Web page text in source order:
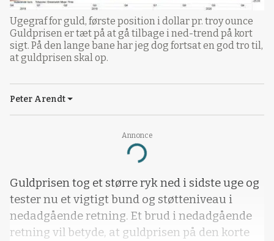
Annonce
Loading...
Ugegraf for guld, første position i dollar pr. troy ounce
Guldprisen er tæt på at gå tilbage i ned-trend på kort
sigt. På den lange bane har jeg dog fortsat en god tro til,
at guldprisen skal op.
Peter Arendt
Guldprisen tog et større ryk ned i sidste uge og
tester nu et vigtigt bund og støtteniveau i
nedadgående retning. Et brud i nedadgående
retning vil betyde, at guldprisen på den korte